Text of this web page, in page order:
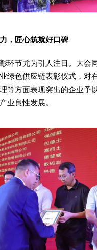
匠心筑就好口碑
节尤为引人注目。大会
绿色供应链表彰仪式，对
等方面表现突出的企业予
业良性发展。